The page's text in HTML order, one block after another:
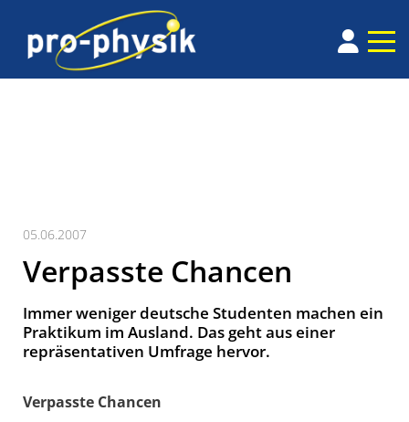
05.06.2007
Verpasste Chancen
Immer weniger deutsche Studenten machen ein
Praktikum im Ausland. Das geht aus einer
repräsentativen Umfrage hervor.
Verpasste Chancen